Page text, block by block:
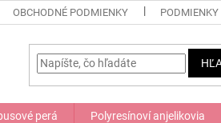
OBCHODNÉ PODMIENKY PODMIENKY
perá Polyresínoví anjelikovia